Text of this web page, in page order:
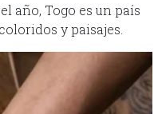
año, Togo es un país
y paisajes.